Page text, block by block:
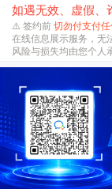
如遇无效、虚假、
⚠️ 签约前切勿付支付任
在线信息展示服务，无
风险与损失均由您个人